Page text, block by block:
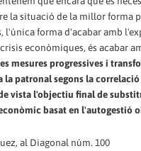
la situació de la millor forma
l'única forma d'acabar amb
econòmiques, és acabar
mesures progressives i
la patronal segons la correlació
vista l'objectiu final de
basat en l'autogestió
al Diagonal núm. 100